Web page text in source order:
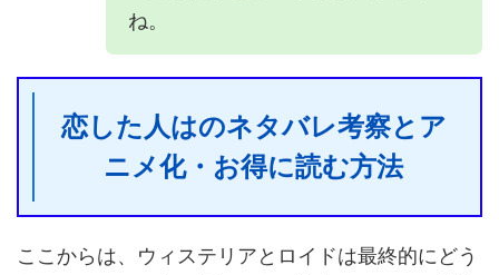
ね。
恋した人はのネタバレ考察とア
ニメ化・お得に読む方法
ここからは、ウィステリアとロイドは最終的にどう